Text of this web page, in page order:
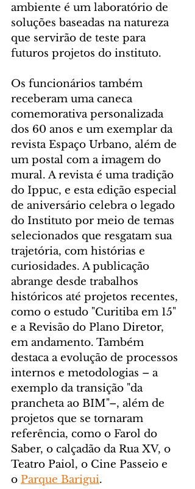
ambiente é um laboratório de
soluções baseadas na natureza
que servirão de teste para
futuros projetos do instituto.
Os funcionários também
receberam uma caneca
comemorativa personalizada
dos 60 anos e um exemplar da
revista Espaço Urbano, além de
um postal com a imagem do
mural. A revista é uma tradição
do Ippuc, e esta edição especial
de aniversário celebra o legado
do Instituto por meio de temas
selecionados que resgatam sua
trajetória, com histórias e
curiosidades. A publicação
abrange desde trabalhos
históricos até projetos recentes,
como o estudo "Curitiba em 15"
e a Revisão do Plano Diretor,
em andamento. Também
destaca a evolução de processos
internos e metodologias – a
exemplo da transição "da
prancheta ao BIM"–, além de
projetos que se tornaram
referência, como o Farol do
Saber, o calçadão da Rua XV, o
Teatro Paiol, o Cine Passeio e
o Parque Barigui.